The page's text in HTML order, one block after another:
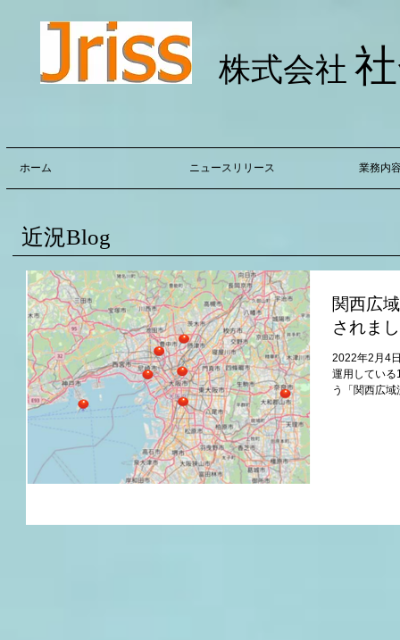
株式会社
ホーム ニュースリリース 業務内
近況Blog
関西広
されま
2022年2月4
運用している
う「関西広